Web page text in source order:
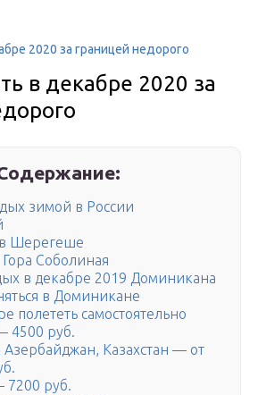
2020 за границей недорого
в декабре 2020 за
зимой в России
Шерегеше
Соболиная
в декабре 2019 Доминикана
в Доминикане
полететь самостоятельно
4500 руб.
Азербайджан, Казахстан — от
руб.